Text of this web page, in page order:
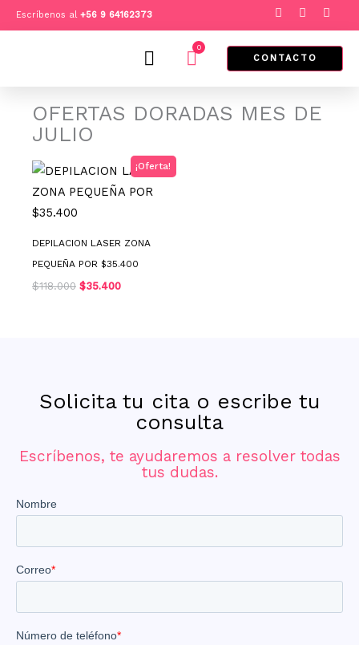
al
Escríbenos al +56 9 64162373
F
a
c
e
b
o
I
n
s
t
a
g
m
T
i
k
t
k
0
Cart CONTACTO
OFERTAS DORADAS MES DE
JULIO
¡Oferta!
DEPILACION LASER ZONA
PEQUEÑA POR $35.400
$118.000
El
original
$35.400
El
precio
actual
Solicita tu cita o escribe tu
consulta
Escríbenos, te ayudaremos a resolver todas
tus dudas.